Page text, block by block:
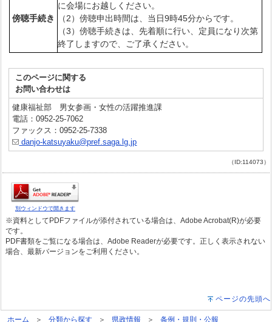
傍聴手続き
に会場にお越しください。
（2）傍聴申出時間は、当日9時45分からです。
（3）傍聴手続きは、先着順に行い、定員になり次第
終了しますので、ご了承ください。
このページに関する
お問い合わせは
健康福祉部 男女参画・女性の活躍推進課
電話：0952-25-7062
ファックス：0952-25-7338
danjo-katsuyaku@pref.saga.lg.jp
（ID:114073）
別ウィンドウで開きます
※資料としてPDFファイルが添付されている場合は、Adobe Acrobat(R)が必要
です。
PDF書類をご覧になる場合は、Adobe Readerが必要です。正しく表示されない
場合、最新バージョンをご利用ください。
ページの先頭へ
ホーム 分類から探す 県政情報 条例・規則・公報